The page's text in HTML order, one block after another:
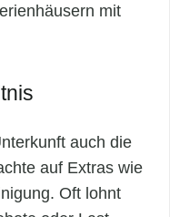
mit
auch die
auf Extras wie
Oft lohnt